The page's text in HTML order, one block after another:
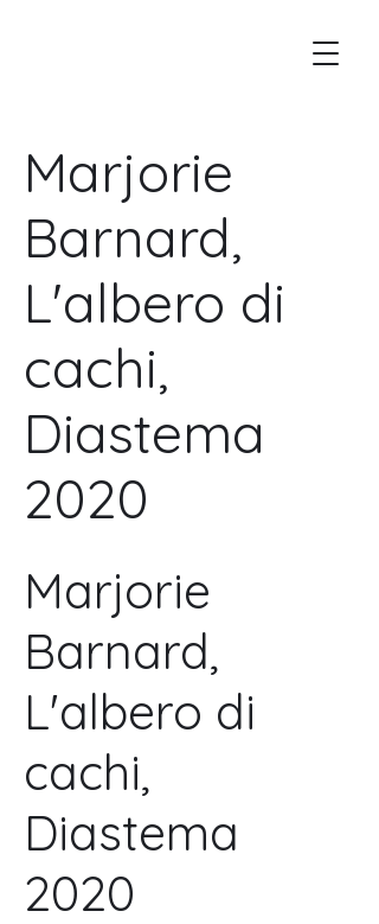
Marjorie
Barnard,
L'albero di
cachi,
Diastema
2020
Marjorie
Barnard,
L'albero di
cachi,
Diastema
2020